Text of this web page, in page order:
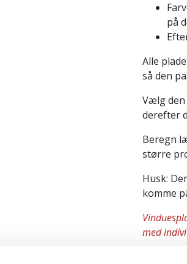
på
Alle
så den
Vælg den
derefter
Beregn
større
Husk:
komme
med
Skal